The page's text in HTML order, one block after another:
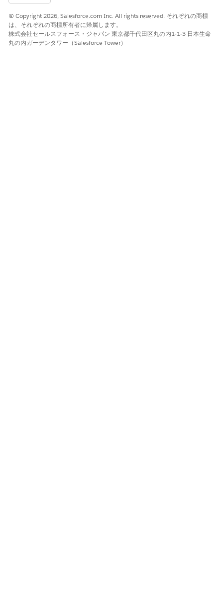
© Copyright 2026, Salesforce.com Inc. All rights reserved. それぞれの商標
は、それぞれの商標所有者に帰属します。
株式会社セールスフォース・ジャパン 東京都千代田区丸の内1-1-3 日本生命
丸の内ガーデンタワー（Salesforce Tower）